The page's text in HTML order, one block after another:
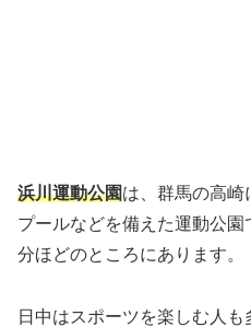
浜川運動公園は、群馬の高崎
プールなどを備えた運動公
分ほどのところにあります。
日中はスポーツを楽しむ人